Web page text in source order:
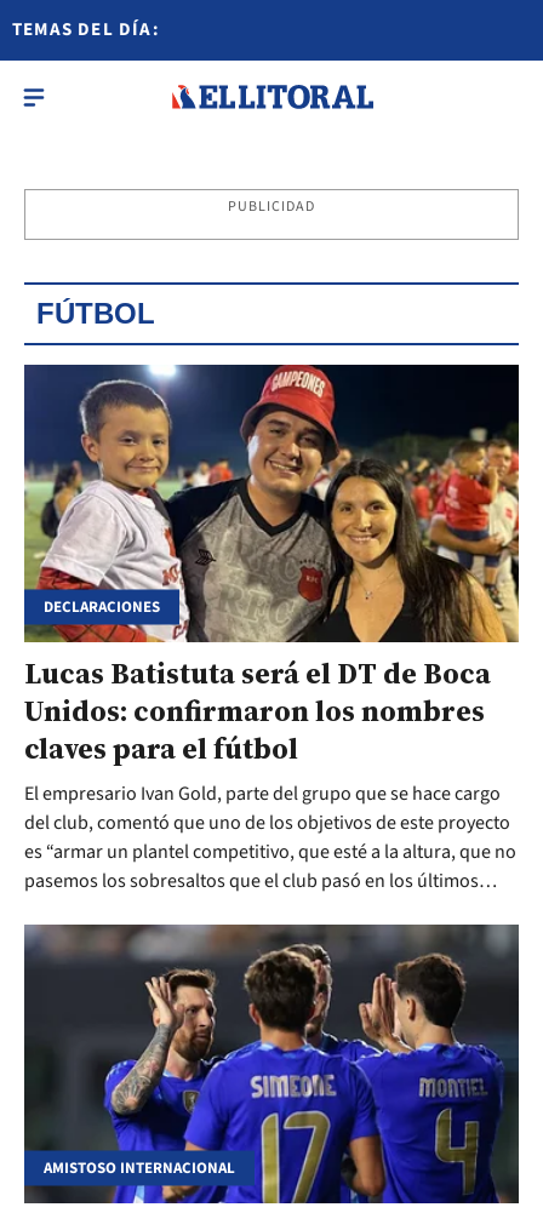
TEMAS DEL DÍA:
PUBLICIDAD
FÚTBOL
DECLARACIONES
Lucas Batistuta será el DT de Boca
Unidos: confirmaron los nombres
claves para el fútbol
El empresario Ivan Gold, parte del grupo que se hace cargo
del club, comentó que uno de los objetivos de este proyecto
es “armar un plantel competitivo, que esté a la altura, que no
pasemos los sobresaltos que el club pasó en los últimos
AMISTOSO INTERNACIONAL